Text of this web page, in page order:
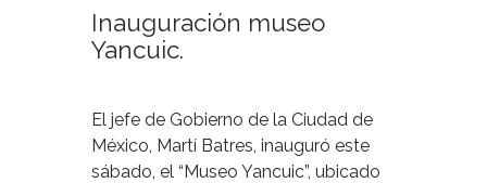
Contacto
Inauguración museo
Yancuic.
El jefe de Gobierno de la Ciudad de
México, Martí Batres, inauguró este
sábado, el “Museo Yancuic”, ubicado